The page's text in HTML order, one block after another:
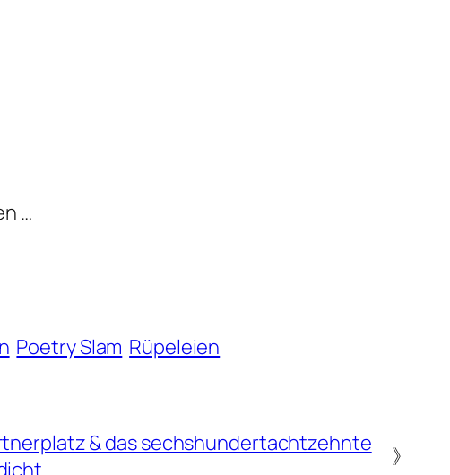
…
Poetry Slam Rüpeleien
& das sechshundertachtzehnte
》